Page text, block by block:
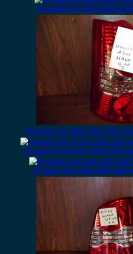
Hyundai Atos 2001-2003
Hyundai Atos Mala 2003-2007
Hyundai Atos Prime 1999-2003
Hyundai Atos Mala 2003-2007